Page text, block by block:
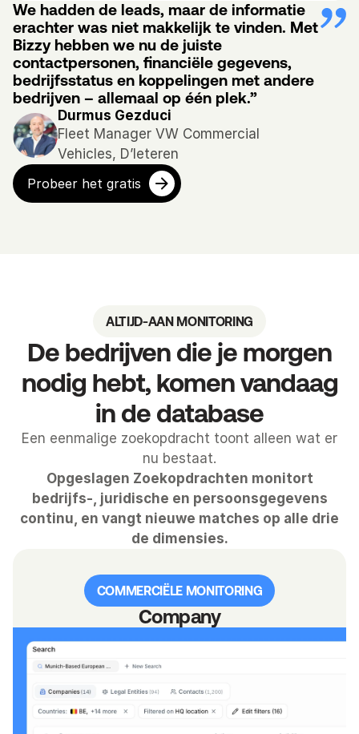
We hadden de leads, maar de informatie
erachter was niet makkelijk te vinden. Met
Bizzy hebben we nu de juiste
contactpersonen, financiële gegevens,
bedrijfsstatus en koppelingen met andere
bedrijven – allemaal op één plek.”
Durmus Gezduci
Fleet Manager VW Commercial
Vehicles, D’Ieteren
Probeer het gratis
ALTIJD-AAN MONITORING
De bedrijven die je morgen
nodig hebt, komen vandaag
in de database
Een eenmalige zoekopdracht toont alleen wat er
nu bestaat.
Opgeslagen Zoekopdrachten monitort
bedrijfs-, juridische en persoonsgegevens
continu, en vangt nieuwe matches op alle drie
de dimensies.
COMMERCIËLE MONITORING
Company